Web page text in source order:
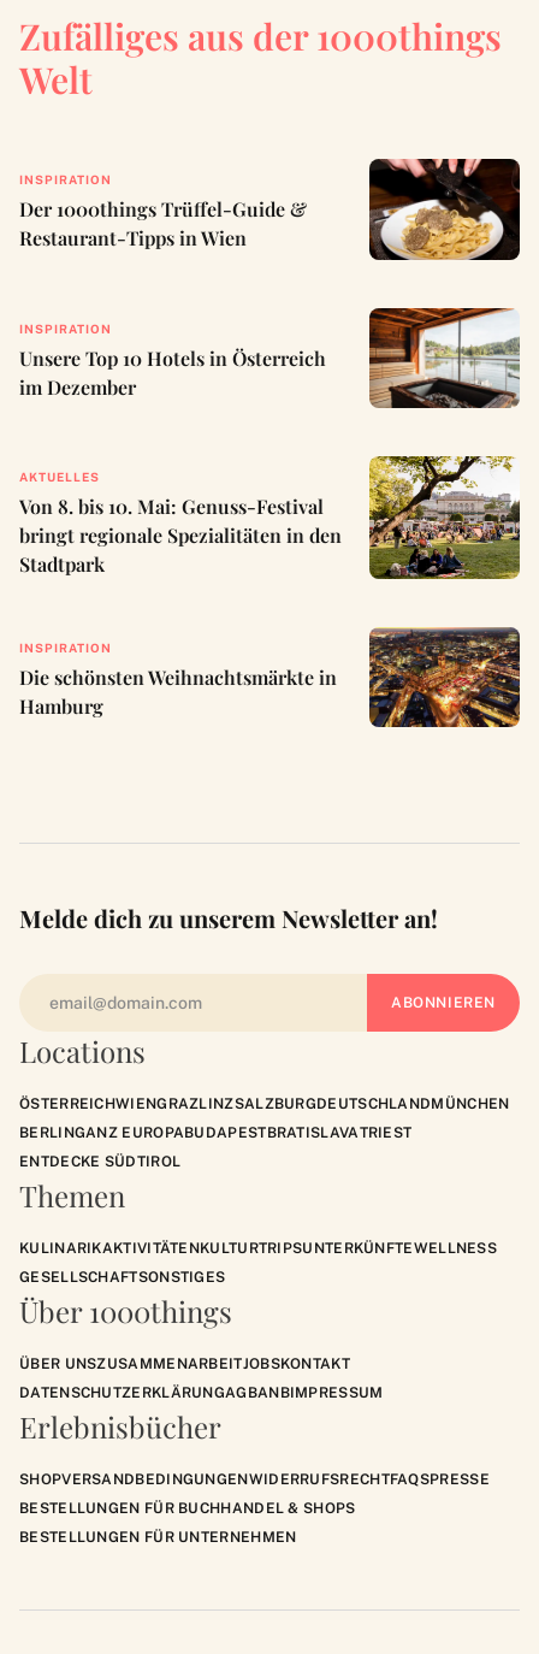
Zufälliges aus der 1000things
Welt
INSPIRATION
Der 1000things Trüffel-Guide &
Restaurant-Tipps in Wien
INSPIRATION
Unsere Top 10 Hotels in Österreich
im Dezember
AKTUELLES
Von 8. bis 10. Mai: Genuss-Festival
bringt regionale Spezialitäten in den
Stadtpark
INSPIRATION
Die schönsten Weihnachtsmärkte in
Hamburg
Locations
ÖSTERREICHWIENGRAZLINZSALZBURGDEUTSCHLANDMÜNCHEN
BERLINGANZ EUROPABUDAPESTBRATISLAVATRIEST
ENTDECKE SÜDTIROL
Themen
KULINARIKAKTIVITÄTENKULTURTRIPSUNTERKÜNFTEWELLNESS
GESELLSCHAFTSONSTIGES
Über 1000things
ÜBER UNSZUSAMMENARBEITJOBSKONTAKT
DATENSCHUTZERKLÄRUNGAGBANBIMPRESSUM
Erlebnisbücher
SHOPVERSANDBEDINGUNGENWIDERRUFSRECHTFAQSPRESSE
BESTELLUNGEN FÜR BUCHHANDEL & SHOPS
BESTELLUNGEN FÜR UNTERNEHMEN
Melde dich zu unserem Newsletter an!